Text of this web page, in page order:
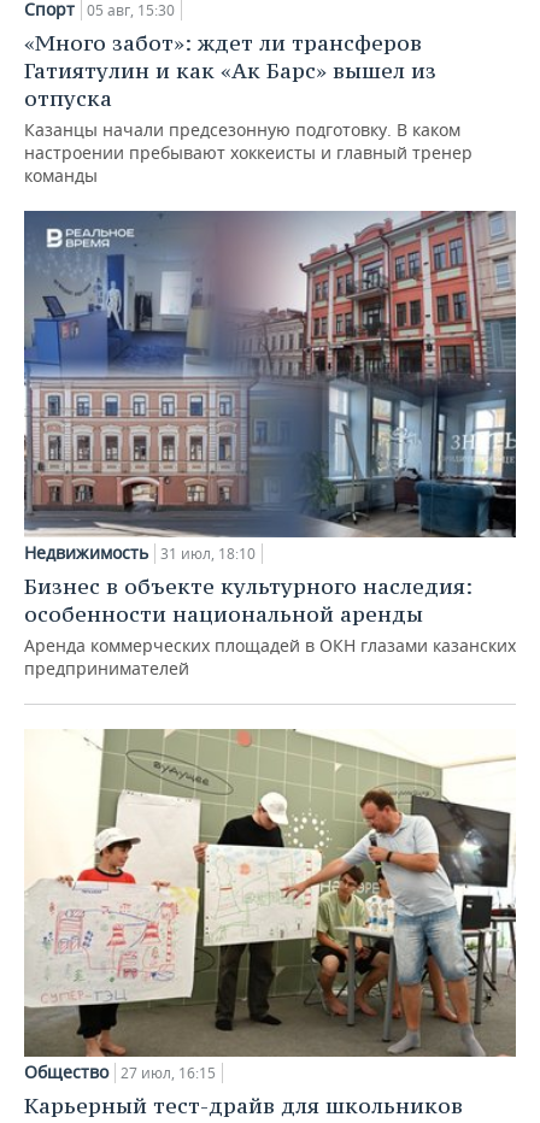
Спорт 05 авг, 15:30
«Много забот»: ждет ли трансферов
Гатиятулин и как «Ак Барс» вышел из
отпуска
Казанцы начали предсезонную подготовку. В каком
настроении пребывают хоккеисты и главный тренер
команды
Недвижимость 31 июл, 18:10
Бизнес в объекте культурного наследия:
особенности национальной аренды
Аренда коммерческих площадей в ОКН глазами казанских
предпринимателей
Общество 27 июл, 16:15
Карьерный тест-драйв для школьников